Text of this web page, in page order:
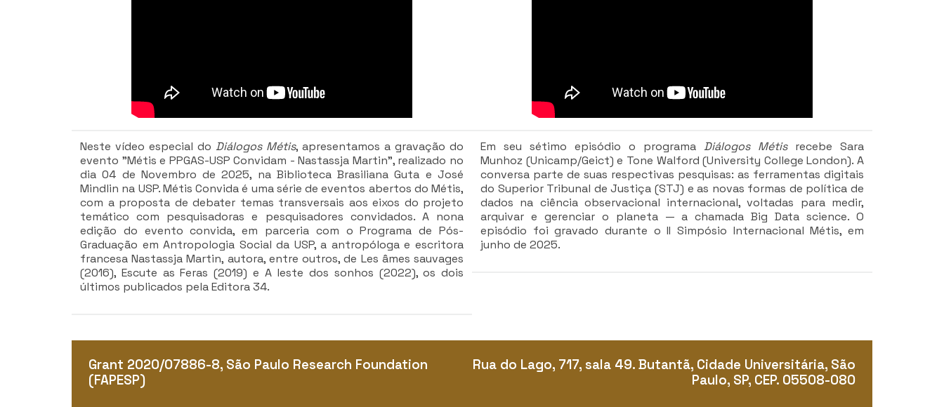
Neste vídeo especial do Diálogos Métis, apresentamos a gravação do
evento "Métis e PPGAS-USP Convidam - Nastassja Martin", realizado no
dia 04 de Novembro de 2025, na Biblioteca Brasiliana Guta e José
Mindlin na USP. Métis Convida é uma série de eventos abertos do Métis,
com a proposta de debater temas transversais aos eixos do projeto
temático com pesquisadoras e pesquisadores convidados. A nona
edição do evento convida, em parceria com o Programa de Pós-
Graduação em Antropologia Social da USP, a antropóloga e escritora
francesa Nastassja Martin, autora, entre outros, de Les âmes sauvages
(2016), Escute as Feras (2019) e A leste dos sonhos (2022), os dois
últimos publicados pela Editora 34.
Em seu sétimo episódio o programa Diálogos Métisrecebe Sara
Munhoz (Unicamp/Geict) e Tone Walford (University College London). A
conversa parte de suas respectivas pesquisas: as ferramentas digitais
do Superior Tribunal de Justiça (STJ) e as novas formas de política de
dados na ciência observacional internacional, voltadas para medir,
arquivar e gerenciar o planeta — a chamada Big Data science. O
episódio foi gravado durante o II Simpósio Internacional Métis, em
junho de 2025.
Grant 2020/07886-8, São Paulo Research Foundation
(FAPESP)
Rua do Lago, 717, sala 49. Butantã, Cidade Universitária, São
Paulo, SP, CEP. 05508-080